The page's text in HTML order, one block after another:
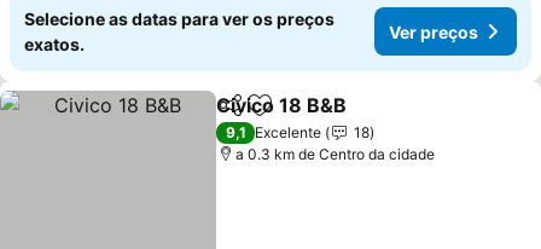
Selecione as datas para ver os preços
exatos.
Ver preços
PartilharAdicionar aos favoritos
Civico 18 B&B
9,1 Excelente
18
a 0.3 km de Centro da cidade